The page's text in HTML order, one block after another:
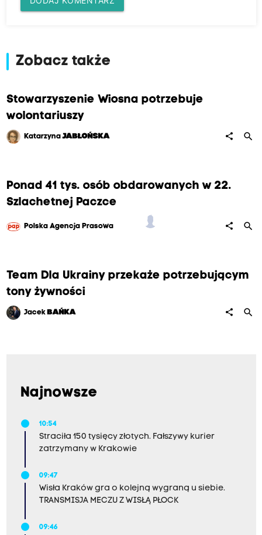
Zobacz także
Stowarzyszenie Wiosna potrzebuje
wolontariuszy
KatarzynaJABŁOŃSKA share search
Ponad 41 tys. osób obdarowanych w 22.
Szlachetnej Paczce
Polska Agencja Prasowa share search
Team Dla Ukrainy przekaże potrzebującym
tony żywności
Jacek BAŃKA share search
Najnowsze
10:54
Straciła 150 tysięcy złotych. Fałszywy kurier
zatrzymany w Krakowie
09:47
Wisła Kraków gra o kolejną wygraną u siebie.
TRANSMISJA MECZU Z WISŁĄ PŁOCK
09:46